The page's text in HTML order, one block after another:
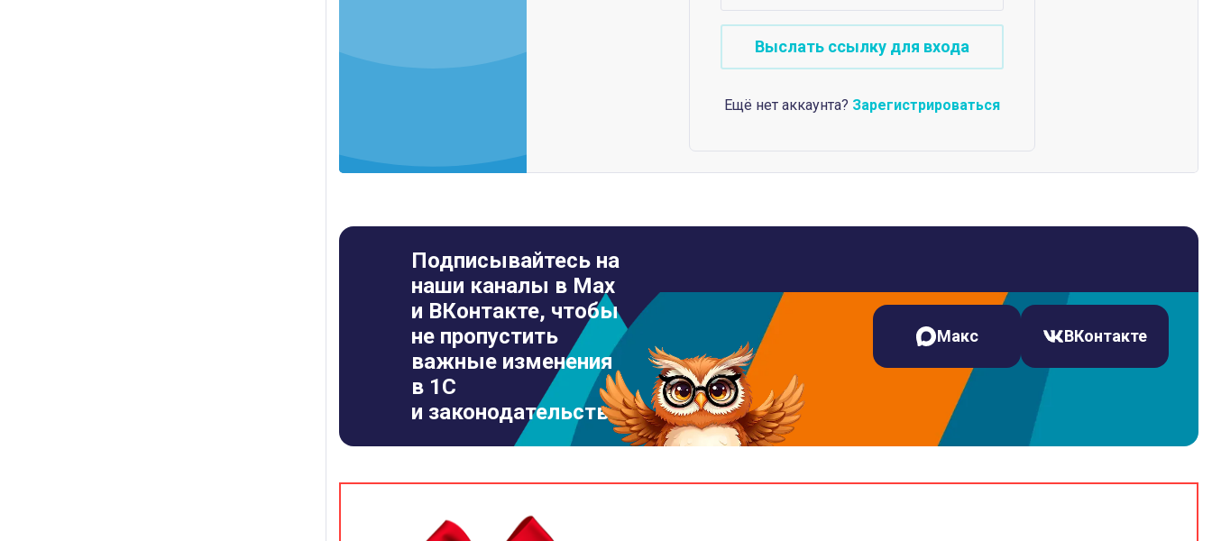
Ещё нет аккаунта? Зарегистрироваться
Подписывайтесь на
наши каналы в Max
и ВКонтакте, чтобы
не пропустить
важные изменения
в 1С
и законодательстве
Макс ВКонтакте